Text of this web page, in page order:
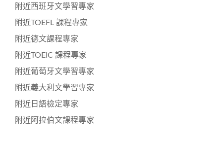
附近西班牙文學習專家
附近TOEFL 課程專家
附近德文課程專家
附近TOEIC 課程專家
附近葡萄牙文學習專家
附近義大利文學習專家
附近日語檢定專家
附近阿拉伯文課程專家